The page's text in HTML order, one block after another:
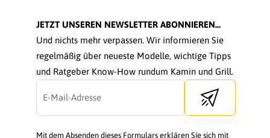
JETZT UNSEREN NEWSLETTER ABONNIEREN...
Und nichts mehr verpassen. Wir informieren Sie
regelmäßig über neueste Modelle, wichtige Tipps
und Ratgeber Know-How rundum Kamin und Grill.
Send newsletter
Mit dem Absenden dieses Formulars erklären Sie sich mit